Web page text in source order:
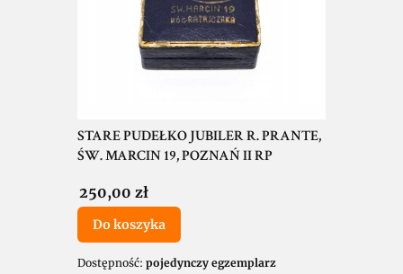
STARE PUDEŁKO JUBILER R. PRANTE,
ŚW. MARCIN 19, POZNAŃ II RP
Cena
250,00 zł
Do koszyka
Dostępność: pojedynczy egzemplarz